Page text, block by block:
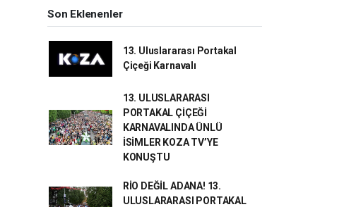
Son Eklenenler
13. Uluslararası Portakal
Çiçeği Karnavalı
13. ULUSLARARASI
PORTAKAL ÇİÇEĞİ
KARNAVALINDA ÜNLÜ
İSİMLER KOZA TV’YE
KONUŞTU
RİO DEĞİL ADANA! 13.
ULUSLARARASI PORTAKAL